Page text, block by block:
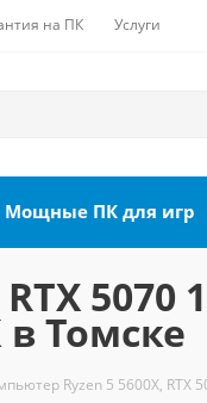
на ПК Услуги
Мощные ПК для игр
5070
в Томске
Ryzen 5 5600X, RTX